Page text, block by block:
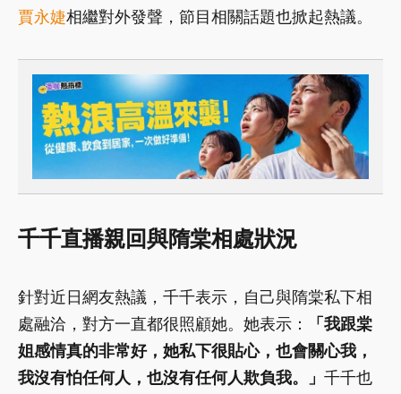
賈永婕相繼對外發聲，節目相關話題也掀起熱議。
千千直播親回與隋棠相處狀況
針對近日網友熱議，千千表示，自己與隋棠私下相
處融洽，對方一直都很照顧她。她表示：
「我跟棠
姐感情真的非常好，她私下很貼心，也會關心我，
我沒有怕任何人，也沒有任何人欺負我。」 千千也